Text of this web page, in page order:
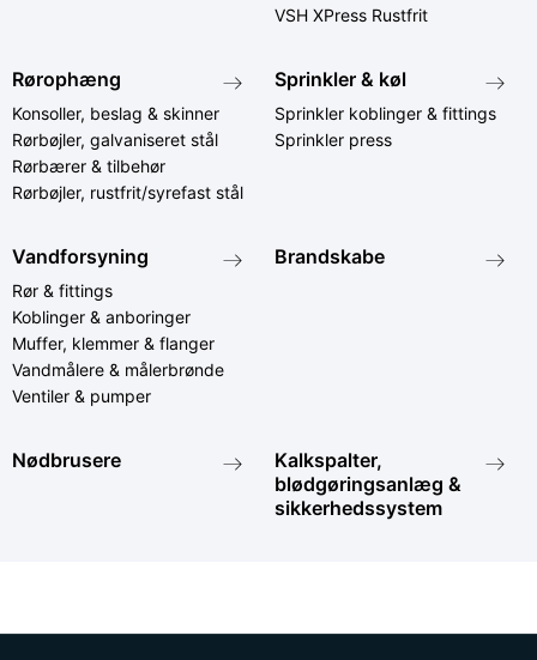
VSH XPress Rustfrit
Rørophæng
Konsoller, beslag & skinner
Rørbøjler, galvaniseret stål
Rørbærer & tilbehør
Rørbøjler, rustfrit/syrefast stål
Sprinkler & køl
Sprinkler koblinger & fittings
Sprinkler press
Vandforsyning
Rør & fittings
Koblinger & anboringer
Muffer, klemmer & flanger
Vandmålere & målerbrønde
Ventiler & pumper
Brandskabe
Nødbrusere
Kalkspalter,
blødgøringsanlæg &
sikkerhedssystem